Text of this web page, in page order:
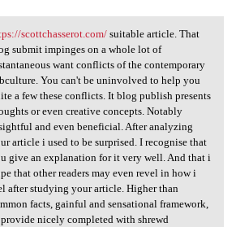
scottchasserot.com/
scottchasserot.com/suitable article. That
submit impinges on a whole lot of
want conflicts of the contemporary
You can't be uninvolved to help you
a few these conflicts. It blog publish presents
or even creative concepts. Notably
and even beneficial. After analyzing
article i used to be surprised. I recognise that
give an explanation for it very well. And that i
that other readers may even revel in how i
after studying your article. Higher than
facts, gainful and sensational framework,
provide nicely completed with shrewd